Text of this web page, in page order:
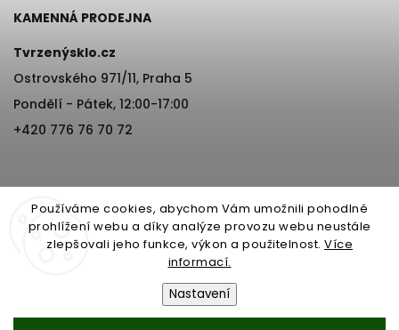
Používáme cookies, abychom Vám umožnili pohodlné
prohlížení webu a díky analýze provozu webu neustále
zlepšovali jeho funkce, výkon a použitelnost. Více
informací.
Nastavení
KAMENNÁ PRODEJNA
Tvrzenýsklo.cz
Ostrovského 971/11, Praha 5
Pondělí - Pátek, 12:00-17:00
+420 776 76 70 72
Tvrzenýsklo.cz. Všechna práva vyhrazena.
Shoptet| Design
první nákup!
Stačí zadat e-mail a sleva letí přímo do
schránky. 📬
Pošlete mi kód 📩